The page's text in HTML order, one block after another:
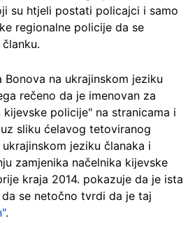
su htjeli postati policajci i samo
regionalne policije da se
Bonova na ukrajinskom jeziku
rečeno da je imenovan za
kijevske policije" na stranicama i
uz sliku ćelavog tetoviranog
jeziku članaka i
zamjenika načelnika kijevske
kraja 2014. pokazuje da je ista
se netočno tvrdi da je taj
.